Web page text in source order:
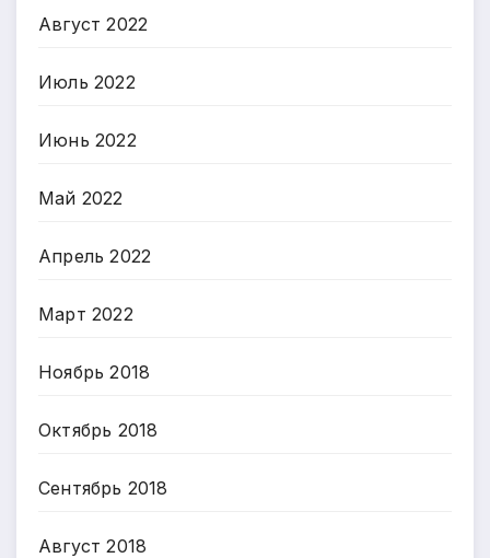
Август 2022
Июль 2022
Июнь 2022
Май 2022
Апрель 2022
Март 2022
Ноябрь 2018
Октябрь 2018
Сентябрь 2018
Август 2018